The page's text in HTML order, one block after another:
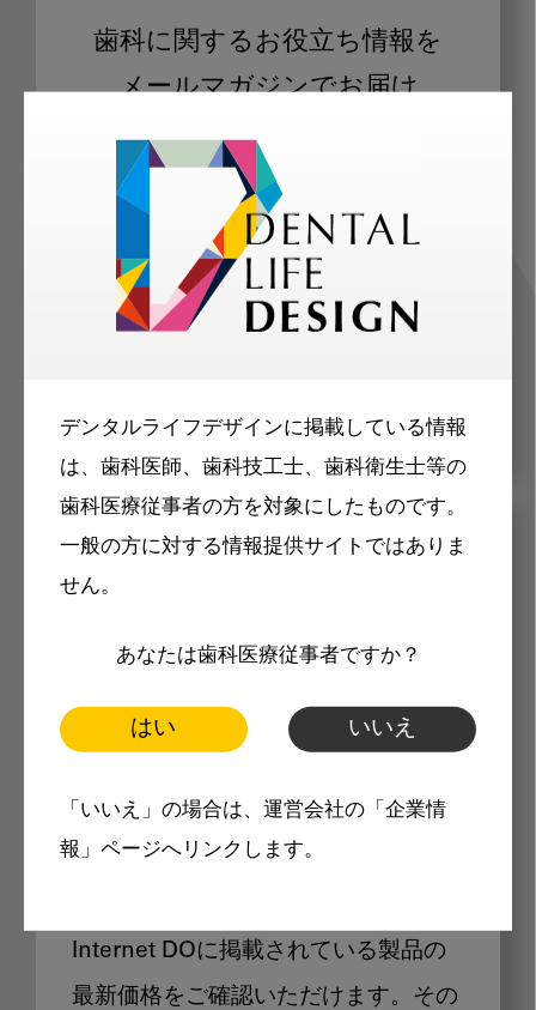
デンタルライフデザインに掲載している情報
は、歯科医師、歯科技工士、歯科衛生士等の
歯科医療従事者の方を対象にしたものです。
一般の方に対する情報提供サイトではありま
せん。
あなたは歯科医療従事者ですか？
はい いいえ
「いいえ」の場合は、運営会社の「企業情
報」ページへリンクします。
歯科に関するお役立ち情報を
メールマガジンでお届け
ご登録いただいた職種（歯科医師、歯
科衛生士、歯科技工士）に合わせた内
容のメールマガジンをお届けします。
メリット
製品価格も閲覧可能
Internet DOに掲載されている製品の
最新価格をご確認いただけます。その